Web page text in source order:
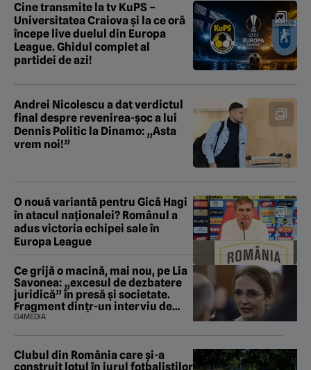
Cine transmite la tv KuPS –
Universitatea Craiova și la ce oră
începe live duelul din Europa
League. Ghidul complet al
partidei de azi!
Andrei Nicolescu a dat verdictul
final despre revenirea-șoc a lui
Dennis Politic la Dinamo: „Asta
vrem noi!”
O nouă variantă pentru Gică Hagi
în atacul naționalei? Românul a
adus victoria echipei sale în
Europa League
Ce grijă o macină, mai nou, pe Lia
Savonea: „excesul de dezbatere
juridică” în presă și societate.
Fragment dintr-un interviu de
promovare la Înalta Curte (VIDEO)
G4MEDIA
Clubul din România care și-a
construit lotul în jurul fotbaliștilor